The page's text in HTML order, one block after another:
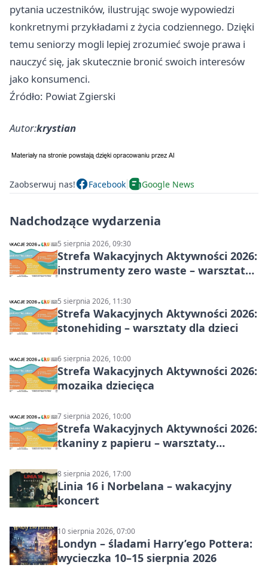
pytania uczestników, ilustrując swoje wypowiedzi
konkretnymi przykładami z życia codziennego. Dzięki
temu seniorzy mogli lepiej zrozumieć swoje prawa i
nauczyć się, jak skutecznie bronić swoich interesów
jako konsumenci.
Źródło: Powiat Zgierski
Autor:krystian
Zaobserwuj nas! Facebook Google News
Nadchodzące wydarzenia
5 sierpnia 2026, 09:30
Strefa Wakacyjnych Aktywności 2026:
instrumenty zero waste – warsztaty
5 sierpnia 2026, 11:30
Strefa Wakacyjnych Aktywności 2026:
stonehiding – warsztaty dla dzieci
6 sierpnia 2026, 10:00
Strefa Wakacyjnych Aktywności 2026:
mozaika dziecięca
7 sierpnia 2026, 10:00
Strefa Wakacyjnych Aktywności 2026:
tkaniny z papieru – warsztaty
8 sierpnia 2026, 17:00
Linia 16 i Norbelana – wakacyjny
koncert
10 sierpnia 2026, 07:00
Londyn – śladami Harry’ego Pottera:
wycieczka 10–15 sierpnia 2026